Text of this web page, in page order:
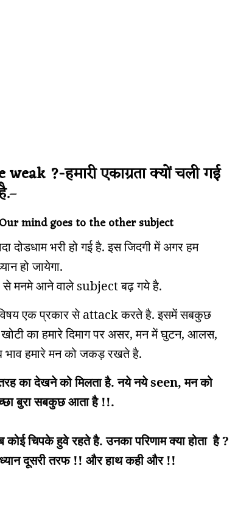
?-हमारी एकाग्रता क्यों चली गई
–
mind goes to the other subject
दोडधाम भरी हो गई है. इस जिदगी में अगर हम
हो जायेगा.
से मनमे आने वाले subject बढ़ गये है.
विषय एक प्रकार से attack करते है. इसमें सबकुछ
का हमारे दिमाग पर असर, मन में घुटन, आलस,
भाव हमारे मन को जकड़ रखते है.
का देखने को मिलता है. नये नये seen, मन को
बुरा सबकुछ आता है !!.
चिपके हुवे रहते है. उनका परिणाम क्या होता है ?
दूसरी तरफ !! और हाथ कही और !!